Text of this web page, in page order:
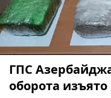
ГПС
оборота изъято